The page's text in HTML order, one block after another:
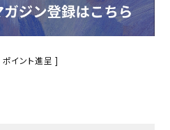
ポイント進呈 ]